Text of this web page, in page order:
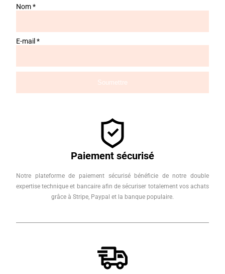
Nom*
E-mail *
Paiement sécurisé
Notre plateforme de paiement sécurisé bénéficie de notre double
expertise technique et bancaire afin de sécuriser totalement vos achats
grâce à Stripe, Paypal et la banque populaire.